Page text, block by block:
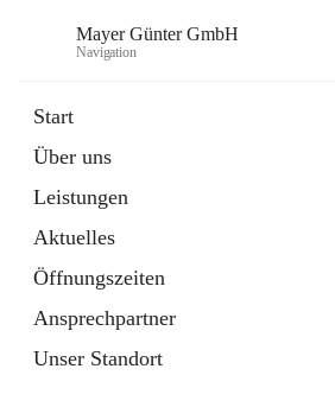
Mayer Günter GmbH
Navigation
Start
Über uns
Leistungen
Aktuelles
Öffnungszeiten
Ansprechpartner
Unser Standort
Artikel
in
Tab
TRANSPORTE
Artikel
öffnet
in
neuem
Tab